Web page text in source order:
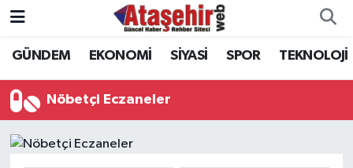
GÜNDEM EKONOMİ SİYASİ SPOR TEKNOLOJİ
Nöbetçi Eczaneler
Hava Durumu
Trafik Durumu
Süper Lig Puan Durumu ve Fikstür